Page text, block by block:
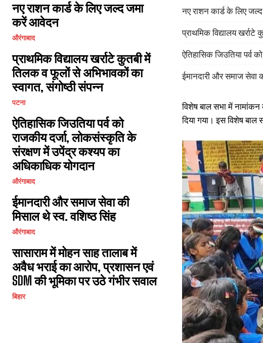
I've
नए राशन कार्ड के लिए जल्द जमा
करें आवेदन
औरंगाबाद
प्राथमिक विद्यालय खर्राटे कुतबी में
तिलक व फूलों से अभिभावकों का
स्वागत, संगोष्ठी संपन्न
पटना
ऐतिहासिक जिउतिया पर्व को
राजकीय दर्जा, लोकसंस्कृति के
संरक्षण में उपेंद्र कश्यप का
अधिकाधिक योगदान
औरंगाबाद
ईमानदारी और समाज सेवा की
मिसाल थे स्व. वशिष्ठ सिंह
औरंगाबाद
सासाराम में मोहन साह तालाब में
अवैध भराई का आरोप, प्रशासन एवं
SDM की भूमिका पर उठे गंभीर सवाल
बिहार
नए राशन कार्ड के लिए
प्राथमिक विद्यालय
ऐतिहासिक जिउतिया
ईमानदारी और समाज सेवा
विशेष बाल सभा में नामांकन
दिया गया। इस विशेष